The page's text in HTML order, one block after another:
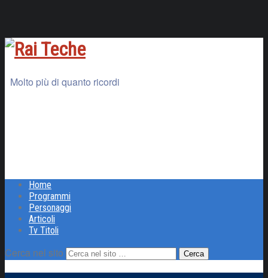
Molto più di quanto ricordi
Home
Programmi
Personaggi
Articoli
Tv Titoli
Cerca nel sito